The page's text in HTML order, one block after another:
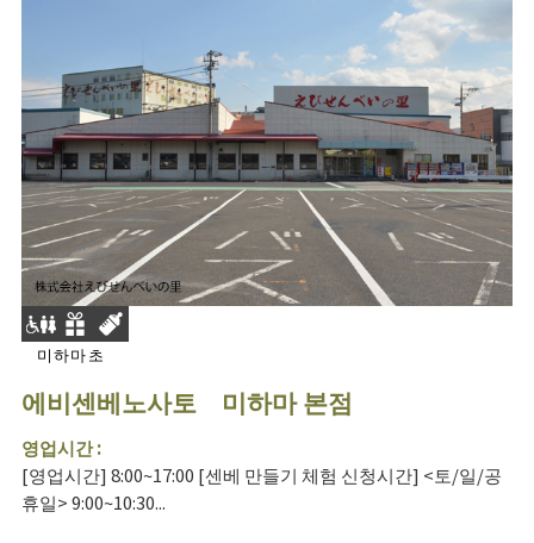
미하마초
에비센베노사토 미하마 본점
영업시간 :
[영업시간] 8:00~17:00 [센베 만들기 체험 신청시간] <토/일/공
휴일> 9:00~10:30...